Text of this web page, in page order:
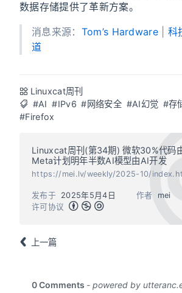
数据存储提供了革新方案。
消息来源： Tom’s Hardware |科
道
Linuxcat周刊
#AI #IPv6 #网络安全 #AI幻觉 #存
#Firefox
Linuxcat周刊(第34期) 微软30%代码
Meta计划明年半数AI模型由AI开发
https://mei.lv/weekly/2025-10/
作者 mei
发布于
2025年5月4日
许可协议
上一篇